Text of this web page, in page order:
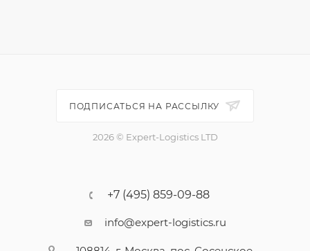
ПОДПИСАТЬСЯ НА РАССЫЛКУ
2026 © Expert-Logistics LTD
+7 (495) 859-09-88
info@expert-logistics.ru